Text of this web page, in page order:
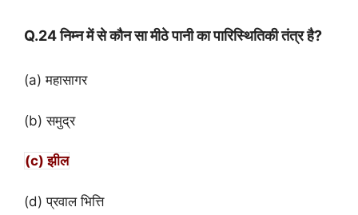
Q.24 निम्न में से कौन सा मीठे पानी का पारिस्थितिकी तंत्र है?
(a) महासागर
(b) समुद्र
(c) झील
(d) प्रवाल भित्ति